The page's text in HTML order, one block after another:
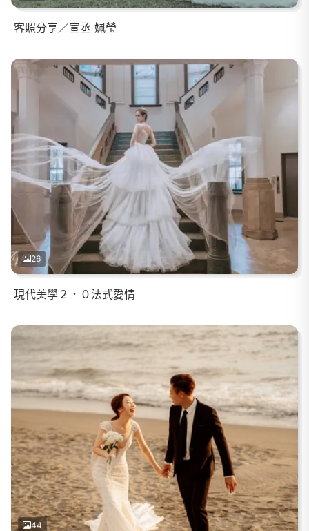
客照分享／宣丞 姵瑩
26
現代美學２．０法式愛情
44